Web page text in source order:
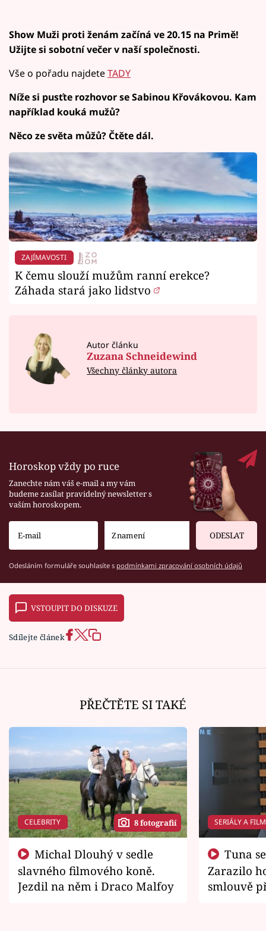
Show Muži proti ženám začíná ve 20.15 na Primě!
Užijte si sobotní večer v naší společnosti.
Vše o pořadu najdeteTADY
Níže si pusťte rozhovor se Sabinou Křovákovou. Kam
například kouká mužů?
Něco ze světa můžů? Čtěte dál.
ZAJÍMAVOSTI
K čemu slouží mužům ranní erekce?
Záhada stará jako lidstvo
Autor článku
Zuzana Schneidewind
Všechny články autora
Horoskop vždy po ruce
Zanechte nám váš e-mail a my vám
budeme zasílat pravidelný newsletter s
vaším horoskopem.
ODESLAT
Odesláním formuláře souhlasíte s podmínkami zpracování osobních údajů
VSTOUPIT DO DISKUZE
Sdílejte článek
PŘEČTĚTE SI TAKÉ
CELEBRITY 8 fotografií
slavného filmového koně.
Jezdil na něm i Draco Malfoy
SERIÁLY A
Zarazilo
smlouvě